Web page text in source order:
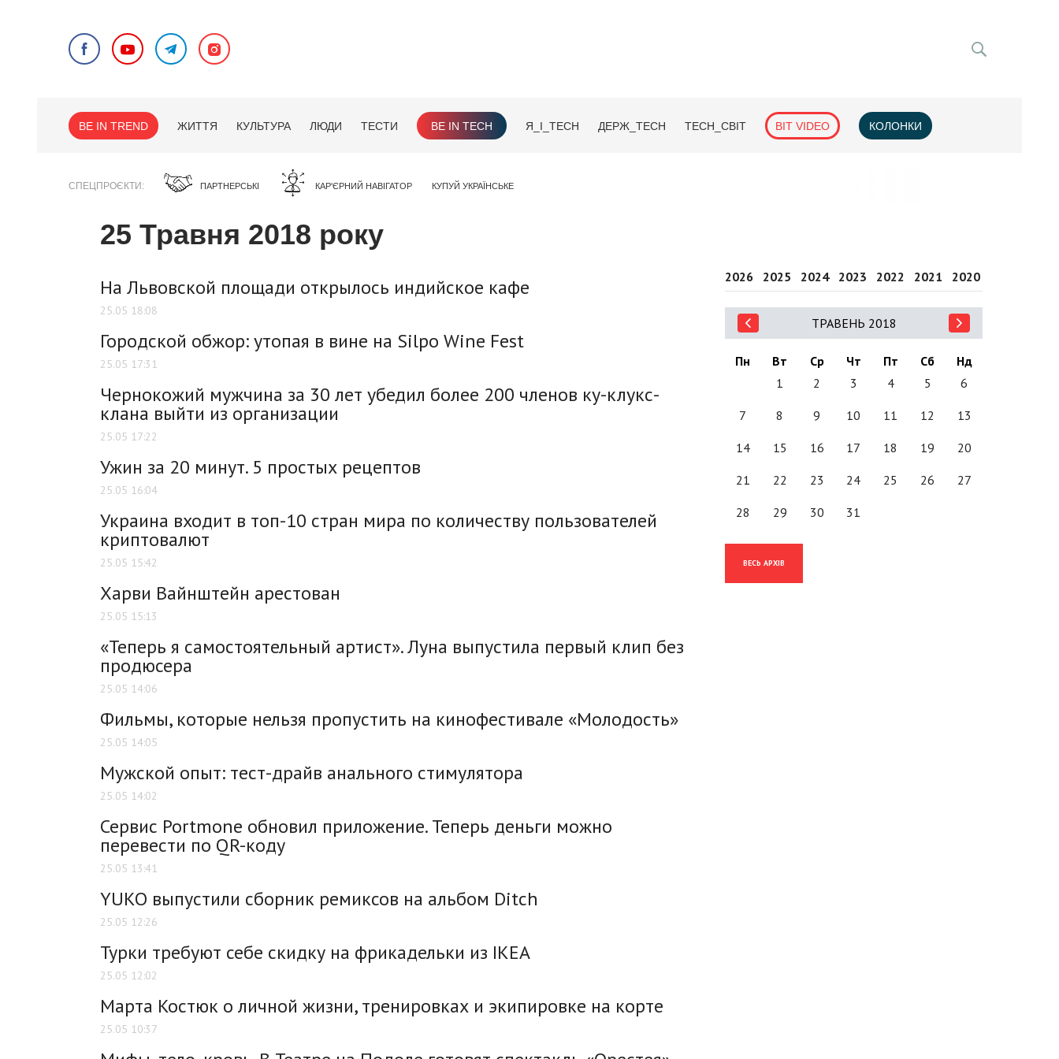
BE IN TREND ЖИТТЯ КУЛЬТУРА ЛЮДИ ТЕСТИ BE IN TECH Я_І_TECH ДЕРЖ_TECH TECH_СВІТ BIT VIDEO КОЛОНКИ
СПЕЦПРОЄКТИ ПАРТНЕРСЬКІ КАР'ЄРНИЙ НАВІГАТОР КУПУЙ УКРАЇНСЬКЕ
25 Травня 2018 року
На Львовской площади открылось индийское кафе
25.05 18:08
Городской обжор: утопая в вине на Silpo Wine Fest
25.05 17:31
Чернокожий мужчина за 30 лет убедил более 200 членов ку-клукс-
клана выйти из организации
25.05 17:22
Ужин за 20 минут. 5 простых рецептов
25.05 16:04
Украина входит в топ-10 стран мира по количеству пользователей
криптовалют
25.05 15:42
Харви Вайнштейн арестован
25.05 15:13
«Теперь я самостоятельный артист». Луна выпустила первый клип без
продюсера
25.05 14:06
Фильмы, которые нельзя пропустить на кинофестивале «Молодость»
25.05 14:05
Мужской опыт: тест-драйв анального стимулятора
25.05 14:02
Сервис Portmone обновил приложение. Теперь деньги можно
перевести по QR-коду
25.05 13:41
YUKO выпустили сборник ремиксов на альбом Ditch
25.05 12:26
Турки требуют себе скидку на фрикадельки из IKEA
25.05 12:02
Марта Костюк о личной жизни, тренировках и экипировке на корте
25.05 10:37
2026 2025 2024 2023 2022 2021 2020
ТРАВЕНЬ 2018
Пн Вт Ср Чт Пт Сб
Нд
1
2 3 4 5 6
7 8 9 10 11 12 13
14 15 16 17 18 19 20
21 22 23 24 25 26 27
28 29 30 31
ВЕСЬ АРХІВ